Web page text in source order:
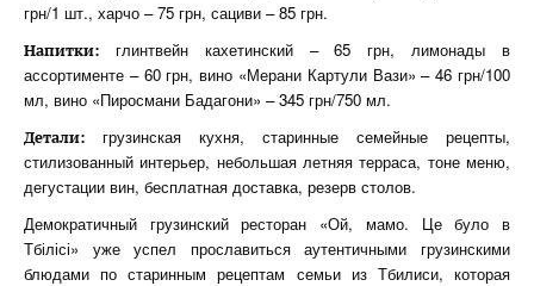
грн/1 шт., харчо – 75 грн, сациви – 85 грн.
Напитки: глинтвейн кахетинский – 65 грн, лимонады в
ассортименте – 60 грн, вино «Мерани Картули Вази» – 46 грн/100
мл, вино «Пиросмани Бадагони» – 345 грн/750 мл.
Детали: грузинская кухня, старинные семейные рецепты,
стилизованный интерьер, небольшая летняя терраса, тоне меню,
дегустации вин, бесплатная доставка, резерв столов.
Демократичный грузинский ресторан «Ой, мамо. Це було в
Тбілісі» уже успел прославиться аутентичными грузинскими
блюдами по старинным рецептам семьи из Тбилиси, которая